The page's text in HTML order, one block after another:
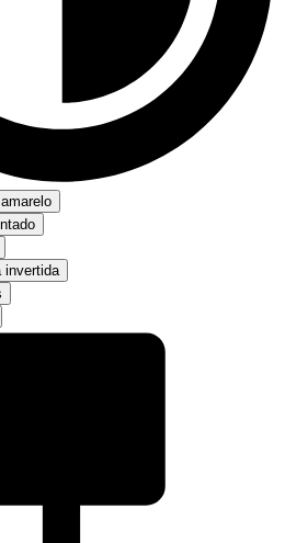
invertida